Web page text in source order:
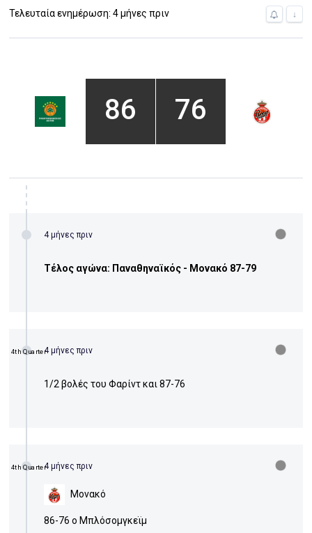
Τελευταία ενημέρωση: 4 μήνες πριν ↓
86 76
4 μήνες πριν
Τέλος αγώνα: Παναθηναϊκός - Μονακό 87-79
4th Quarter4 μήνες πριν
1/2 βολές του Φαρίντ και 87-76
4th Quarter4 μήνες πριν
Μονακό
86-76 ο Μπλόσομγκεϊμ